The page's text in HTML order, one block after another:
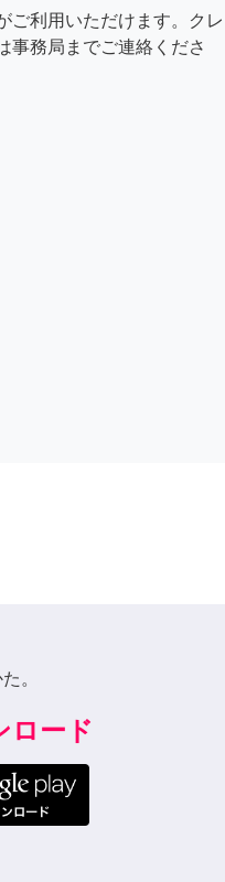
ご利用いただけます。クレ
事務局までご連絡くださ
。
ロード